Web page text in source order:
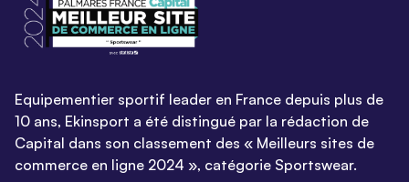
Equipementier sportif leader en France depuis plus de
10 ans, Ekinsport a été distingué par la rédaction de
Capital dans son classement des « Meilleurs sites de
commerce en ligne 2024 », catégorie Sportswear.